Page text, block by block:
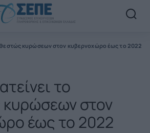
κυρώσεων στον κυβερνοχώρο έως το 2022
το
στον
έως το 2022